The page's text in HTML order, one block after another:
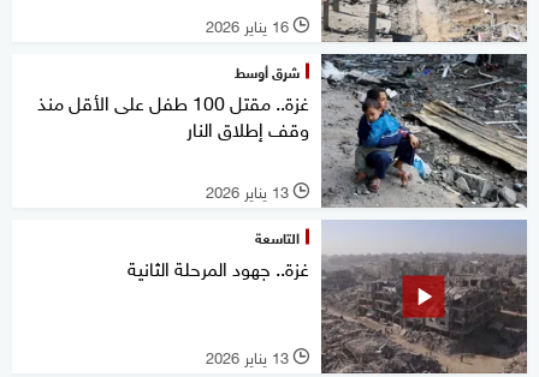
l 16 يناير 2026
شرق أوسط
غزة.. مقتل 100 طفل على الأقل منذ
وقف إطلاق النار
l 13 يناير 2026
التاسعة
غزة.. جهود المرحلة الثانية
l 13 يناير 2026